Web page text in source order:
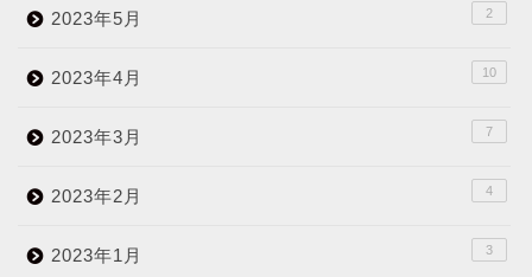
2023年5月 2
2023年4月 10
2023年3月 7
2023年2月 4
2023年1月 3